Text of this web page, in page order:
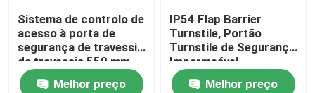
Sistema de controlo de
acesso à porta de
segurança de travessia
de travessia 550 mm
Largura de passagem
Melhor preço
IP54 Flap Barrier
Turnstile, Portão
Turnstile de Segurança
Impermeável
Personalizado
Melhor preço